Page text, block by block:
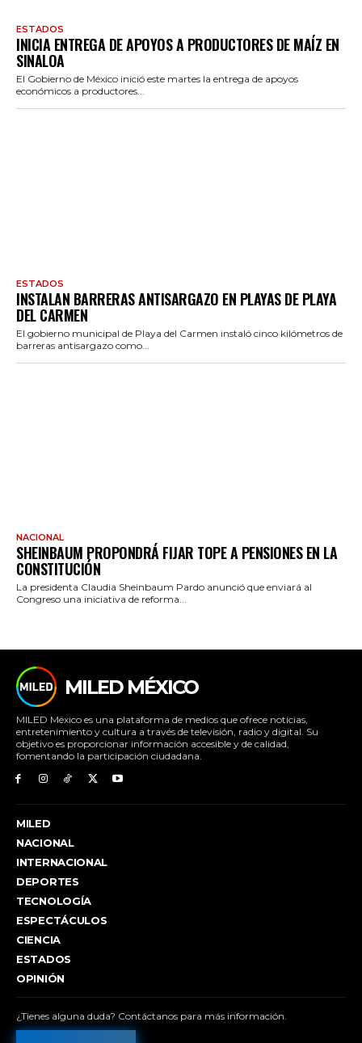
ESTADOS
INICIA ENTREGA DE APOYOS A PRODUCTORES DE MAÍZ EN
SINALOA
El Gobierno de México inició este martes la entrega de apoyos
económicos a productores...
ESTADOS
INSTALAN BARRERAS ANTISARGAZO EN PLAYAS DE PLAYA
DEL CARMEN
El gobierno municipal de Playa del Carmen instaló cinco kilómetros de
barreras antisargazo como...
NACIONAL
SHEINBAUM PROPONDRÁ FIJAR TOPE A PENSIONES EN LA
CONSTITUCIÓN
La presidenta Claudia Sheinbaum Pardo anunció que enviará al
Congreso una iniciativa de reforma...
MILED MÉXICO
MILED México es una plataforma de medios que ofrece noticias,
entretenimiento y cultura a través de televisión, radio y digital. Su
objetivo es proporcionar información accesible y de calidad,
fomentando la participación ciudadana.
MILED
NACIONAL
INTERNACIONAL
DEPORTES
TECNOLOGÍA
ESPECTÁCULOS
CIENCIA
ESTADOS
OPINIÓN
¿Tienes alguna duda? Contáctanos para más información.